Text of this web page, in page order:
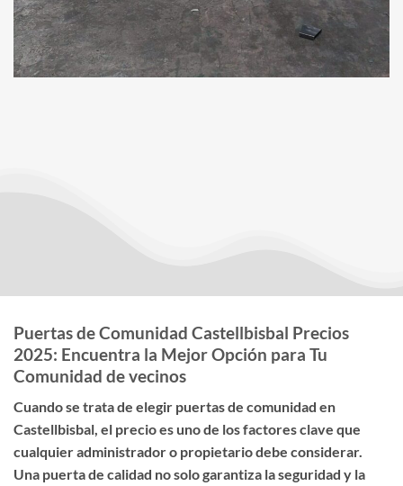
Puertas de Comunidad Castellbisbal Precios
2025: Encuentra la Mejor Opción para Tu
Comunidad de vecinos
Cuando se trata de elegir puertas de comunidad en
Castellbisbal, el precioes uno de los factores clave que
cualquier administrador o propietario debe considerar.
Una puerta de calidad no solo garantiza la seguridad y la